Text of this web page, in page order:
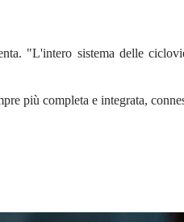
"L'intero sistema delle
più completa e integrata,